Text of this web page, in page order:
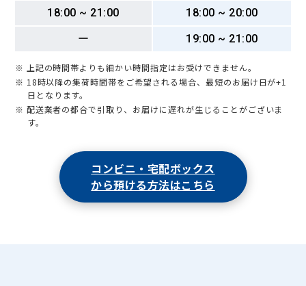
18:00 ~ 21:00
18:00 ~ 20:00
ー
19:00 ~ 21:00
※ 上記の時間帯よりも細かい時間指定はお受けできません。
※ 18時以降の集荷時間帯をご希望される場合、最短のお届け日が+1
日となります。
※ 配送業者の都合で引取り、お届けに遅れが生じることがございま
す。
コンビニ・宅配ボックス
から預ける方法はこちら